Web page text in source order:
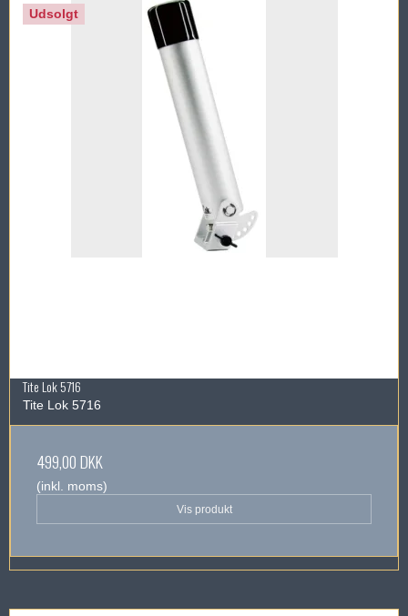
Udsolgt
Tite Lok 5716
Tite Lok 5716
499,00 DKK
(inkl. moms)
Vis produkt